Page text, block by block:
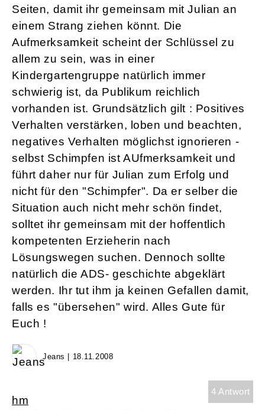
Seiten, damit ihr gemeinsam mit Julian an
einem Strang ziehen könnt. Die
Aufmerksamkeit scheint der Schlüssel zu
allem zu sein, was in einer
Kindergartengruppe natürlich immer
schwierig ist, da Publikum reichlich
vorhanden ist. Grundsätzlich gilt : Positives
Verhalten verstärken, loben und beachten,
negatives Verhalten möglichst ignorieren -
selbst Schimpfen ist AUfmerksamkeit und
führt daher nur für Julian zum Erfolg und
nicht für den "Schimpfer". Da er selber die
Situation auch nicht mehr schön findet,
solltet ihr gemeinsam mit der hoffentlich
kompetenten Erzieherin nach
Lösungswegen suchen. Dennoch sollte
natürlich die ADS- geschichte abgeklärt
werden. Ihr tut ihm ja keinen Gefallen damit,
falls es "übersehen" wird. Alles Gute für
Euch !
Jeans | 18.11.2008
4 Antwort
hm